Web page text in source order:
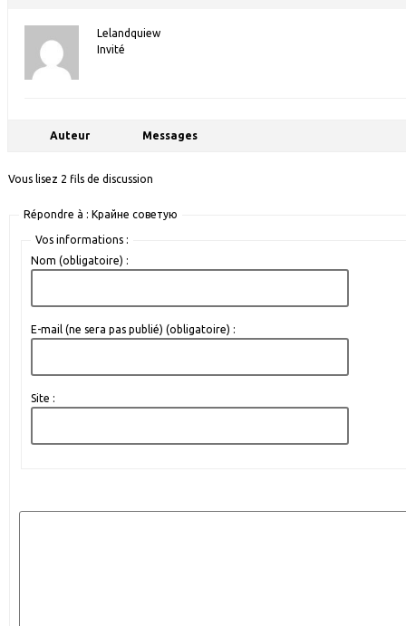
Lelandquiew
Invité
Auteur Messages
Vous lisez 2 fils de discussion
Répondre à : Крайне советую
Vos informations :
Nom (obligatoire) :
E-mail (ne sera pas publié) (obligatoire) :
Site :